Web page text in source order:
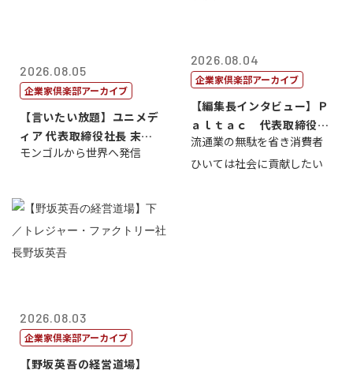
2026.08.05
企業家倶楽部アーカイブ
【言いたい放題】ユニメデ
ィア 代表取締役社長 末田
真
モンゴルから世界へ発信
2026.08.04
企業家倶楽部アーカイブ
【編集長インタビュー】Ｐ
ａｌｔａｃ 代表取締役会
長三木田國夫
流通業の無駄を省き消費者
ひいては社会に貢献したい
2026.08.03
企業家倶楽部アーカイブ
【野坂英吾の経営道場】